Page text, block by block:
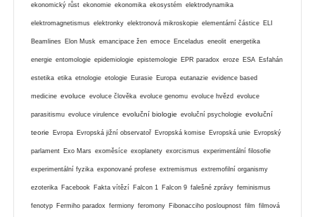
ekonomický růst ekonomie ekonomika ekosystém elektrodynamika
elektromagnetismus elektronky elektronová mikroskopie elementární částice ELI
Beamlines Elon Musk emancipace žen emoce Enceladus eneolit energetika
energie entomologie epidemiologie epistemologie EPR paradox eroze ESA Esfahán
estetika etika etnologie etologie Eurasie Europa eutanazie evidence based
medicine evoluce evoluce člověka evoluce genomu evoluce hvězd evoluce
parasitismu evoluce virulence evoluční biologie evoluční psychologie evoluční
teorie Evropa Evropská jižní observatoř Evropská komise Evropská unie Evropský
parlament Exo Mars exoměsíce exoplanety exorcismus experimentální filosofie
experimentální fyzika exponované profese extremismus extremofilní organismy
ezoterika Facebook Fakta vítězí Falcon 1 Falcon 9 falešné zprávy feminismus
fenotyp Fermiho paradox fermiony feromony Fibonacciho posloupnost film filmová